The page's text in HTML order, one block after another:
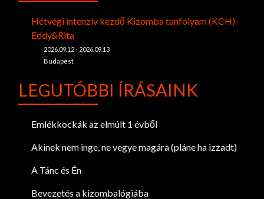
Hétvégi intenzív kezdő Kizomba tanfolyam (KCH)-
Eddy&Rita
2026.09.12 - 2026.09.13
Budapest
LEGUTÓBBI ÍRÁSAINK
Emlékkockák az elmúlt 1 évből
Akinek nem inge, ne vegye magára (pláne ha izzadt)
A Tánc és Én
Bevezetés a kizombalógiába